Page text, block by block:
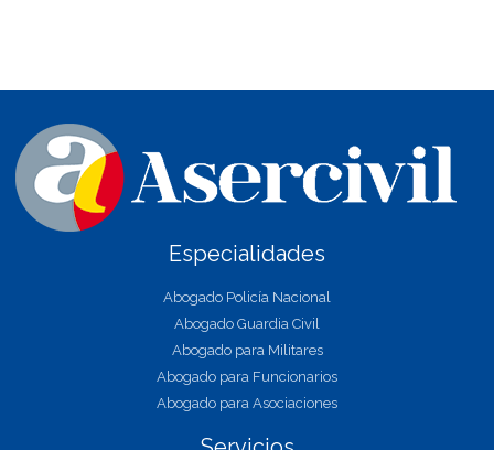
Especialidades
Abogado Policía Nacional
Abogado Guardia Civil
Abogado para Militares
Abogado para Funcionarios
Abogado para Asociaciones